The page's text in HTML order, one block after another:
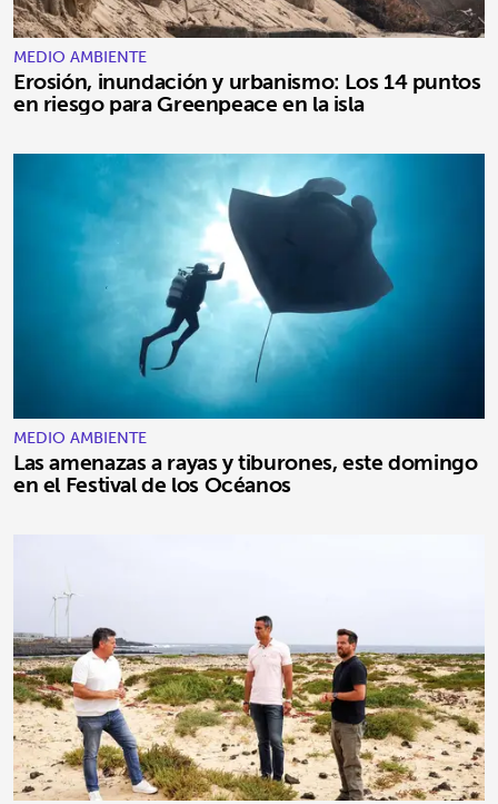
MEDIO AMBIENTE
Erosión, inundación y urbanismo: Los 14 puntos
en riesgo para Greenpeace en la isla
MEDIO AMBIENTE
Las amenazas a rayas y tiburones, este domingo
en el Festival de los Océanos